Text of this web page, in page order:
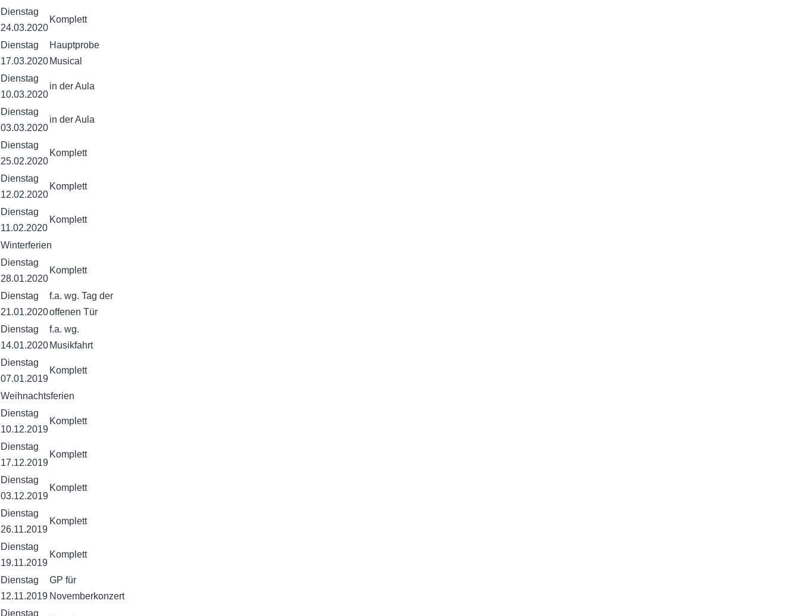
Dienstag
24.03.2020
Komplett
Dienstag
17.03.2020
Hauptprobe
Musical
Dienstag
10.03.2020
in der Aula
Dienstag
03.03.2020
in der Aula
Dienstag
25.02.2020
Komplett
Dienstag
12.02.2020
Komplett
Dienstag
11.02.2020
Komplett
Winterferien
Dienstag
28.01.2020
Komplett
Dienstag
21.01.2020
f.a. wg. Tag der
offenen Tür
Dienstag
14.01.2020
f.a. wg.
Musikfahrt
Dienstag
07.01.2019
Komplett
Weihnachtsferien
Dienstag
10.12.2019
Komplett
Dienstag
17.12.2019
Komplett
Dienstag
03.12.2019
Komplett
Dienstag
26.11.2019
Komplett
Dienstag
19.11.2019
Komplett
Dienstag
12.11.2019
GP für
Novemberkonzert
Dienstag